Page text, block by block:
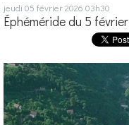
jeudi 05 février 2026 03h30
Éphéméride du 5 février